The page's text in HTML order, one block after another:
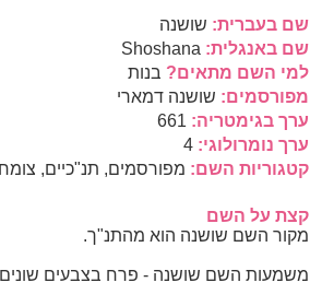
שם בעברית: שושנה
שם באנגלית: Shoshana
למי השם מתאים? בנות
מפורסמים: שושנה דמארי
ערך בגימטריה: 661
ערך נומרולוגי: 4
קטגוריות השם: מפורסמים, תנ"כיים,
קצת על השם
מקור השם שושנה הוא מהתנ"ך.
משמעות השם שושנה - פרח בצבעים שונים,